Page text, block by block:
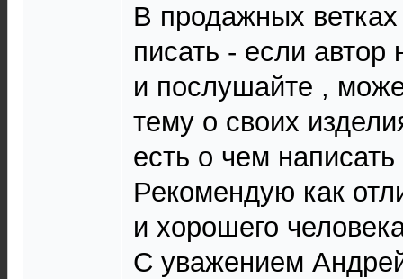
В продажных
писать - если автор
и послушайте ,
тему о своих
есть о чем
Рекомендую как
и хорошего
С уважением